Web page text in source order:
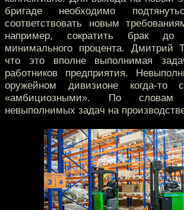
бригаде необходимо
соответствовать новым
например, сократить брак до
минимального процента. Дмитрий
что это вполне выполнимая
работников предприятия.
оружейном дивизионе когда-то
«амбициозными». По
невыполнимых задач на